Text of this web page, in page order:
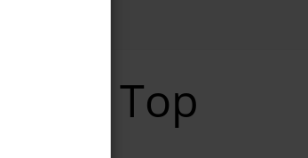
Top